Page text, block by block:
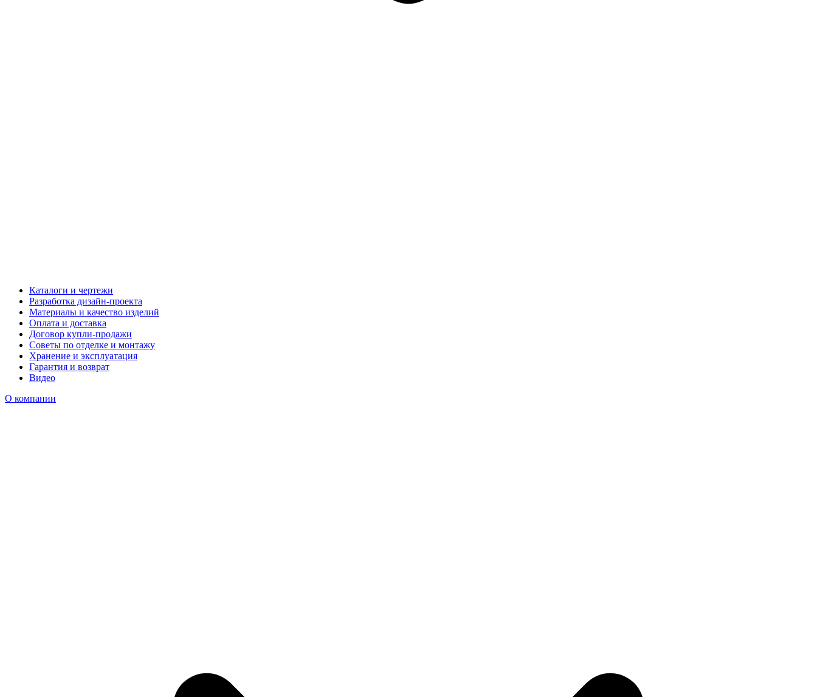
Каталоги и чертежи
Разработка дизайн-проекта
Материалы и качество изделий
Оплата и доставка
Договор купли-продажи
Советы по отделке и монтажу
Хранение и эксплуатация
Гарантия и возврат
Видео
О компании